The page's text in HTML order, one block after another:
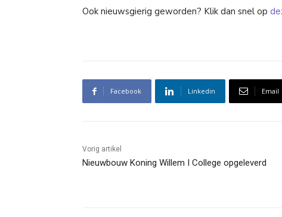
Ook nieuwsgierig geworden? Klik dan snel op
Facebook Linkedin Email
Vorig artikel
Nieuwbouw Koning Willem I College opgeleverd